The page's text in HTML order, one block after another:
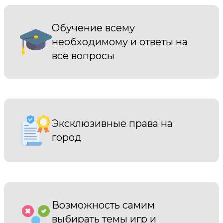
Обучение всему
необходимому и ответы на
все вопросы
Эксклюзивные права на
город
Возможность самим
выбирать темы игр и